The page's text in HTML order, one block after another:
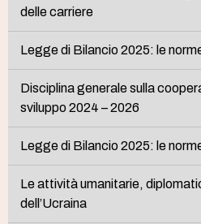
delle carriere
Legge di Bilancio 2025: le
Disciplina generale sulla
sviluppo 2024 – 2026
Legge di Bilancio 2025: le
Le attività umanitarie,
dell’Ucraina